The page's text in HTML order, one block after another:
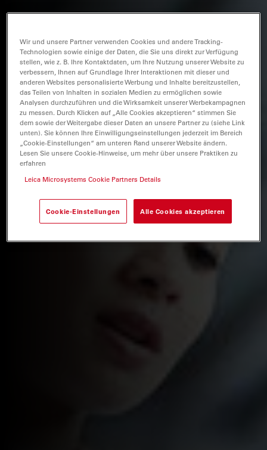
Wir und unsere Partner verwenden Cookies und andere Tracking-
Technologien sowie einige der Daten, die Sie uns direkt zur Verfügung
stellen, wie z. B. Ihre Kontaktdaten, um Ihre Nutzung unserer Website zu
verbessern, Ihnen auf Grundlage Ihrer Interaktionen mit dieser und
anderen Websites personalisierte Werbung und Inhalte bereitzustellen,
das Teilen von Inhalten in sozialen Medien zu ermöglichen sowie
Analysen durchzuführen und die Wirksamkeit unserer Werbekampagnen
zu messen. Durch Klicken auf „Alle Cookies akzeptieren“ stimmen Sie
dem sowie der Weitergabe dieser Daten an unsere Partner zu (siehe Link
unten). Sie können Ihre Einwilligungseinstellungen jederzeit im Bereich
„Cookie-Einstellungen“ am unteren Rand unserer Website ändern.
Lesen Sie unsere Cookie-Hinweise, um mehr über unsere Praktiken zu
erfahren
Leica Microsystems Cookie Partners Details
Cookie-Einstellungen Alle Cookies akzeptieren